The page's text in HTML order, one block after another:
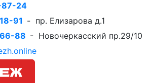
24
91 - пр. Елизарова д.1
88 - Новочеркасский пр.29/10